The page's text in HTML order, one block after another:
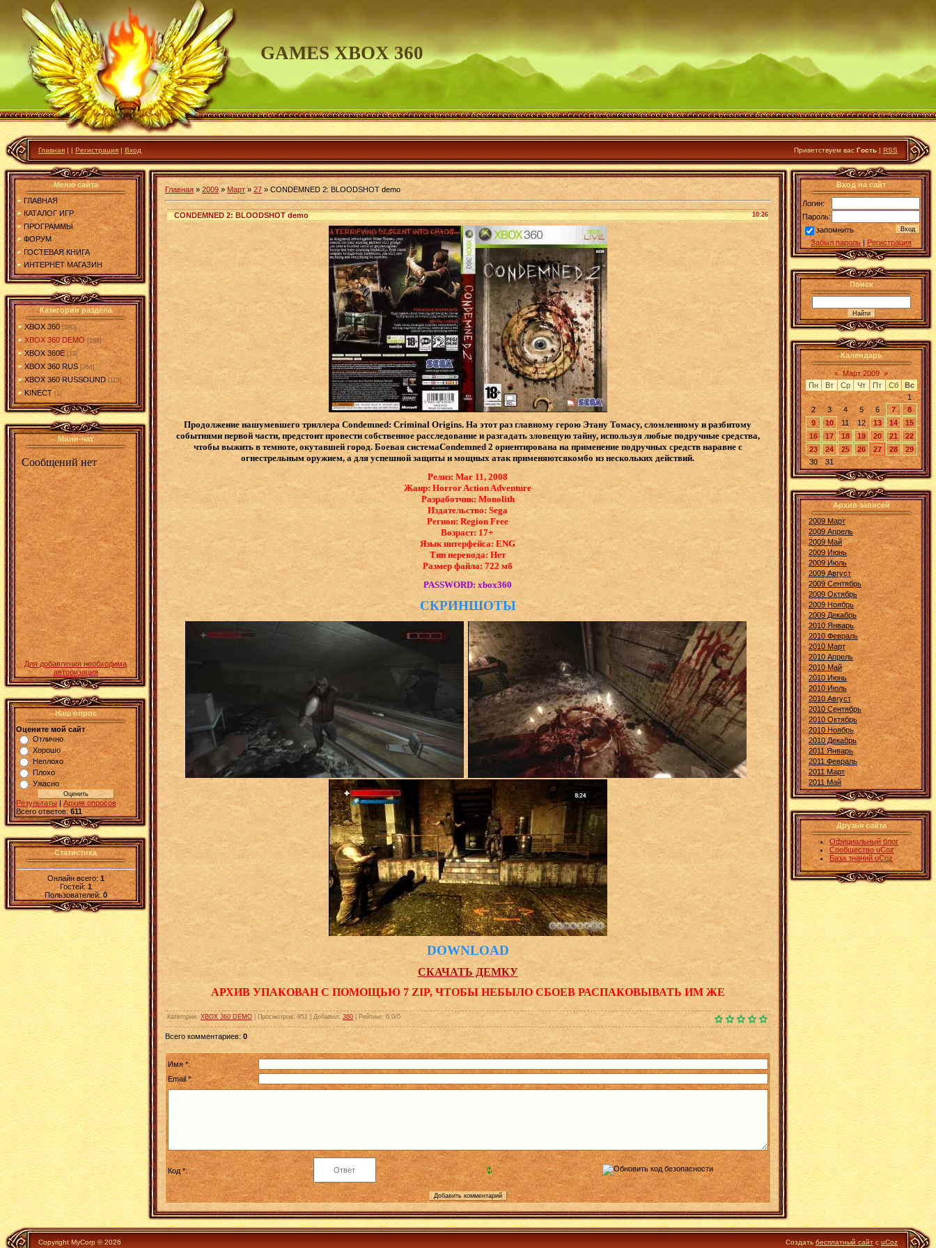
GAMES XBOX 360
Главная | | Регистрация | Вход Приветствуем вас Гость | RSS
Меню сайта
ГЛАВНАЯ
КАТАЛОГ ИГР
ПРОГРАММЫ
ФОРУМ
ГОСТЕВАЯ КНИГА
ИНТЕРНЕТ МАГАЗИН
Категории раздела
XBOX 360 [380]
XBOX 360 DEMO [198]
XBOX 360E [13]
XBOX 360 RUS [264]
XBOX 360 RUSSOUND [113]
KINECT [1]
Мини-чат
Для добавления необходима
авторизация
Наш опрос
Оцените мой сайт
Отлично
Хорошо
Неплохо
Плохо
Ужасно
Результаты | Архив опросов
Всего ответов: 611
Статистика
Онлайн всего:1
Гостей:1
Пользователей: 0
Главная » 2009 » Март » 27 » CONDEMNED 2: BLOODSHOT demo
10:26
CONDEMNED 2: BLOODSHOT demo
Продолжение нашумевшего триллера Condemned: Criminal Origins. На этот раз главному герою Этану Томасу, сломленному и разбитому
событиями первой части, предстоит провести собственное расследование и разгадать зловещую тайну, используя любые подручные средства,
чтобы выжить в темноте, окутавшей город. Боевая системаCondemned 2 ориентирована на применение подручных средств наравне с
огнестрельным оружием, а для успешной защиты и мощных атак применяютсякомбо из нескольких действий.
Релиз: Mar 11, 2008
Жанр: Horror Action Adventure
Разработчик: Monolith
Издательство: Sega
Регион: Region Free
Возраст: 17+
Язык интерфейса: ​ENG
Тип перевода: Нет
Размер файла: 722 мб
PASSWORD: xbox360
СКРИНШОТЫ
DOWNLOAD
СКАЧАТЬ ДЕМКУ
АРХИВ УПАКОВАН С ПОМОЩЬЮ 7 ZIP, ЧТОБЫ НЕБЫЛО СБОЕВ РАСПАКОВЫВАТЬ ИМ ЖЕ
Категория: XBOX 360 DEMO Просмотров: 951 Добавил: 360 Рейтинг: 0.0/0
Всего комментариев: 0
Имя *:
Email *:
Код *:
Вход на сайт
Логин:
Пароль:
запомнить
Забыл пароль | Регистрация
Поиск
Календарь
« Март 2009 »
Пн
Вт Ср Чт Пт Сб
Вс
1
2
3 4 5 6 7
8
9
10 11 12 13 14
15
16
17 18 19 20 21
22
23
24 25 26 27 28
29
30
31
Архив записей
2009 Март
2009 Апрель
2009 Май
2009 Июнь
2009 Июль
2009 Август
2009 Сентябрь
2009 Октябрь
2009 Ноябрь
2009 Декабрь
2010 Январь
2010 Февраль
2010 Март
2010 Апрель
2010 Май
2010 Июнь
2010 Июль
2010 Август
2010 Сентябрь
2010 Октябрь
2010 Ноябрь
2010 Декабрь
2011 Январь
2011 Февраль
2011 Март
2011 Май
Друзья сайта
Официальный блог
Сообщество uCoz
База знаний uCoz
Copyright MyCorp © 2026 Создать бесплатный сайт с uCoz